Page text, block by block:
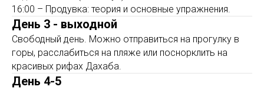
16:00 – Продувка: теория и основные упражнения.
День 3 - выходной
Свободный день. Можно отправиться на прогулку в
горы, расслабиться на пляже или поснорклить на
красивых рифах Дахаба.
День 4-5